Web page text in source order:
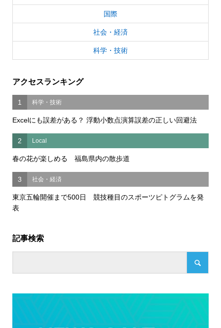
国際
社会・経済
科学・技術
アクセスランキング
1 科学・技術
Excelにも誤差がある？ 浮動小数点演算誤差の正しい回避法
2 Local
春の花が楽しめる 福島県内の散歩道
3 社会・経済
東京五輪開催まで500日 競技種目のスポーツピトグラムを発
表
記事検索